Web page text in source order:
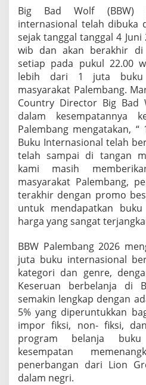
W
Big Bad Wolf (BBW)
internasional telah dibuka
sejak tanggal tanggal 4
wib dan akan berakhir di
setiap pada pukul 22.00
lebih dari 1 juta buku
masyarakat Palembang.
Country Director Big Bad
dalam kesempatannya
Palembang mengatakan,
Buku Internasional telah
telah sampai di tangan
kami masih
masyarakat Palembang,
terakhir dengan promo
untuk mendapatkan
harga yang sangat
BBW Palembang 2026
juta buku internasional
kategori dan genre,
Keseruan berbelanja di
semakin lengkap dengan
5% yang diperuntukkan
impor fiksi, non- fiksi,
program belanja
kesempatan
penerbangan dari Lion
dalam negri.